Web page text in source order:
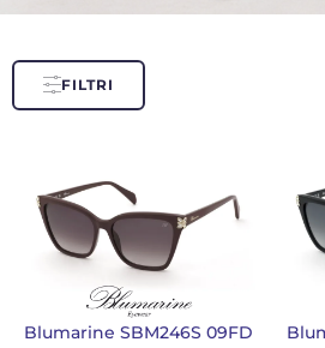
FILTRI
Blumarine SBM246S 09FD